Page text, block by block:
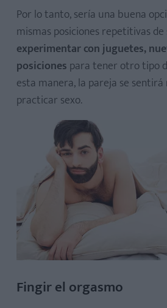
Por lo tanto, sería una buena
mismas posiciones repetitivas
experimentar con juguetes,
posiciones para tener otro tipo
esta manera, la pareja se
practicar sexo.
Fingir el orgasmo